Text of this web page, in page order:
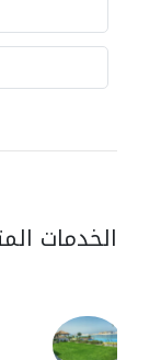
الخدمات